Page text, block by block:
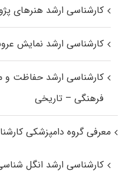
کارشناسی ارشد هنرهای
کارشناسی ارشد نمایش
کارشناسی ارشد حفاظت و
فرهنگی – تاریخی
معرفی گروه دامپزشکی
کارشناسی ارشد انگل